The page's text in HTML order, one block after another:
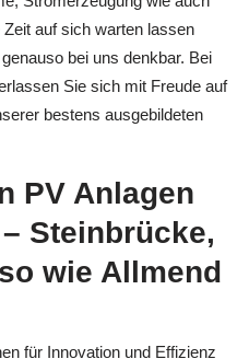
auf sich warten lassen
bei uns denkbar. Bei
Sie sich mit Freude auf
bestens ausgebildeten
PV Anlagen
Steinbrücke,
wie Allmend
für Innovation und Effizienz